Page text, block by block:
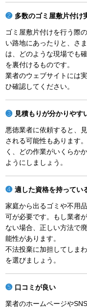
多数のゴミ屋敷片付け
ゴミ屋敷片付けを行う際
い路地にあったりと、さ
は、どのような現場でも
を裏付けるものです。
業者のウェブサイトには
ひ確認してください。
見積もりが分かりやす
悪徳業者に依頼すると、
される可能性もあります
く、どの作業がいくらか
ようにしましょう。
適した資格を持ってい
家庭から出るゴミや不用
可が必要です。もし業者
ない場合、正しい方法で
能性があります。
不法投棄に加担してしま
を選びましょう。
口コミが良い
業者のホームページや